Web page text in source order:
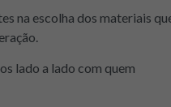
na escolha dos materiais
lado a lado com quem